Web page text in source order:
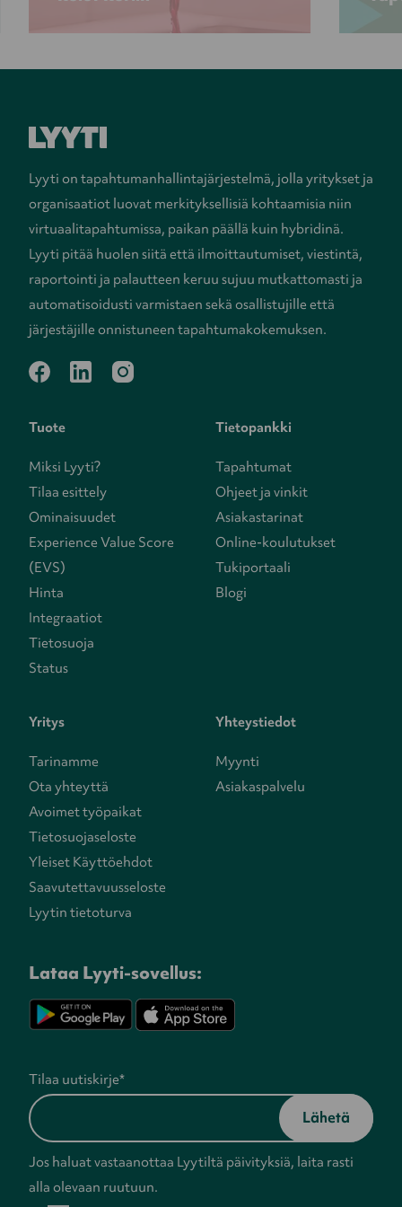
Lyyti on tapahtumanhallintajärjestelmä, jolla yritykset ja
organisaatiot luovat merkityksellisiä kohtaamisia niin
virtuaalitapahtumissa, paikan päällä kuin hybridinä.
Lyyti pitää huolen siitä että ilmoittautumiset, viestintä,
raportointi ja palautteen keruu sujuu mutkattomasti ja
automatisoidusti varmistaen sekä osallistujille että
järjestäjille onnistuneen tapahtumakokemuksen.
facebooklinkedininstagram
Tuote
Miksi Lyyti?
Tilaa esittely
Ominaisuudet
Experience Value Score
(EVS)
Hinta
Integraatiot
Tietosuoja
Status
Tietopankki
Tapahtumat
Ohjeet ja vinkit
Asiakastarinat
Online-koulutukset
Tukiportaali
Blogi
Yritys
Tarinamme
Ota yhteyttä
Avoimet työpaikat
Tietosuojaseloste
Yleiset Käyttöehdot
Saavutettavuusseloste
Lyytin tietoturva
Yhteystiedot
Myynti
Asiakaspalvelu
Tilaa uutiskirje*
Jos haluat vastaanottaa Lyytiltä päivityksiä, laita rasti
alla olevaan ruutuun.
Lataa Lyyti-sovellus: